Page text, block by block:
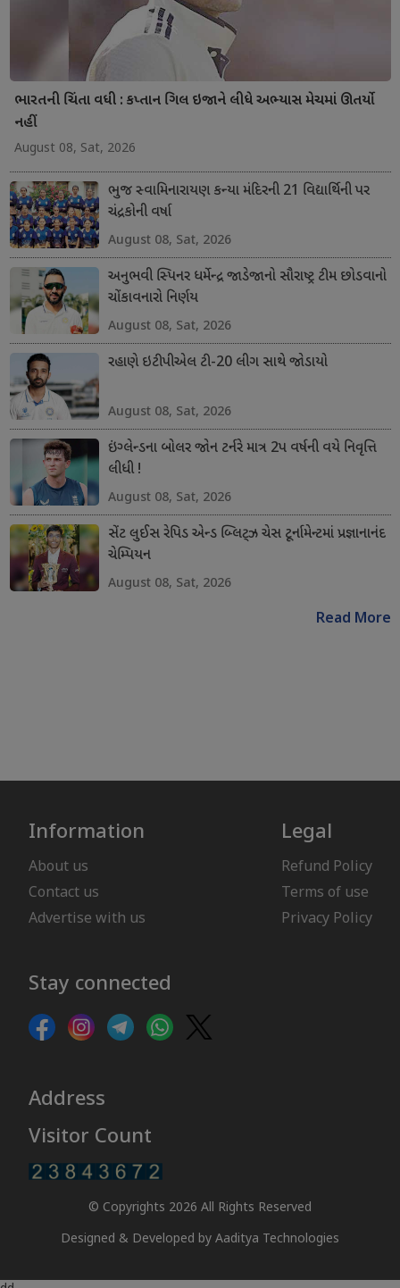
ભારતની ચિંતા વધી : કપ્તાન ગિલ ઇજાને લીધે અભ્યાસ મેચમાં ઊતર્યો
નહીં
August 08, Sat, 2026
ભુજ સ્વામિનારાયણ કન્યા મંદિરની 21 વિદ્યાર્થિની પર
ચંદ્રકોની વર્ષા
August 08, Sat, 2026
અનુભવી સ્પિનર ધર્મેન્દ્ર જાડેજાનો સૌરાષ્ટ્ર ટીમ છોડવાનો
ચોંકાવનારો નિર્ણય
August 08, Sat, 2026
રહાણે ઇટીપીએલ ટી-20 લીગ સાથે જોડાયો
August 08, Sat, 2026
ઇંગ્લેન્ડના બોલર જોન ટર્નરે માત્ર 2પ વર્ષની વયે નિવૃત્તિ
લીધી !
August 08, Sat, 2026
સેંટ લુઈસ રેપિડ એન્ડ બ્લિટ્ઝ ચેસ ટૂર્નામેન્ટમાં પ્રજ્ઞાનાનંદ
ચેમ્પિયન
August 08, Sat, 2026
Read More
Information
About us
Contact us
Advertise with us
Legal
Refund Policy
Terms of use
Privacy Policy
Stay connected
Address
Visitor Count
© Copyrights 2026 All Rights Reserved
Designed & Developed by Aaditya Technologies